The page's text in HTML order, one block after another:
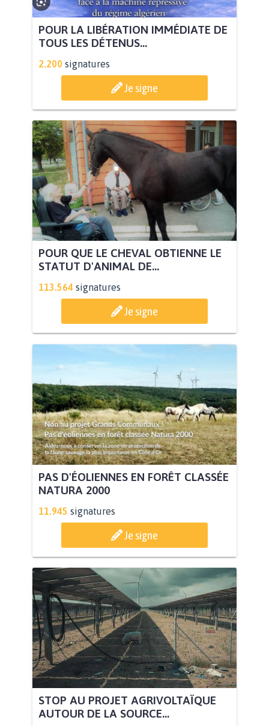
POUR LA LIBÉRATION IMMÉDIATE DE
TOUS LES DÉTENUS...
2.200 signatures
Je signe
POUR QUE LE CHEVAL OBTIENNE LE
STATUT D'ANIMAL DE...
113.564 signatures
Je signe
PAS D'ÉOLIENNES EN FORÊT CLASSÉE
NATURA 2000
11.945 signatures
Je signe
STOP AU PROJET AGRIVOLTAÏQUE
AUTOUR DE LA SOURCE...